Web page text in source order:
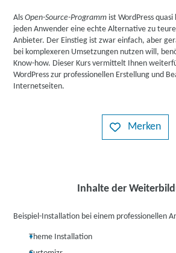
AlsOpen-Source-Programm ist WordPress
jeden Anwender eine echte Alternative zu
Anbieter. Der Einstieg ist zwar einfach, aber
bei komplexeren Umsetzungen nutzen will,
Know-how. Dieser Kurs vermittelt Ihnen
WordPress zur professionellen Erstellung und
Internetseiten.
Merken
Inhalte der
Beispiel-Installation bei einem professionellen
Theme Installation